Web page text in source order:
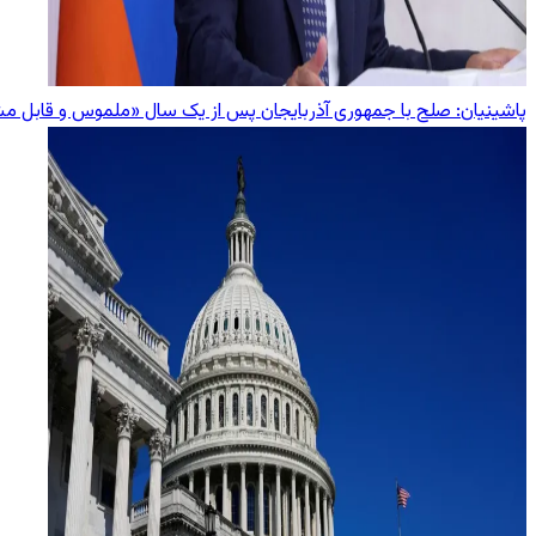
پاشینیان: صلح با جمهوری آذربایجان پس از یک سال «ملموس و